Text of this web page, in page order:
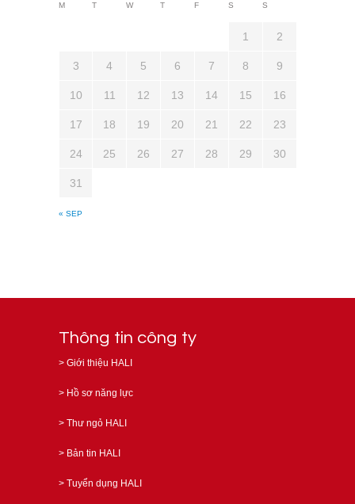
M T W T F S S
« SEP
1 2
3 4 5 6 7 8 9
10 11 12 13 14 15 16
17 18 19 20 21 22 23
24 25 26 27 28 29 30
31
Thông tin công ty
> Giới thiệu HALI
> Hồ sơ năng lực
> Thư ngỏ HALI
> Bản tin HALI
> Tuyển dụng HALI